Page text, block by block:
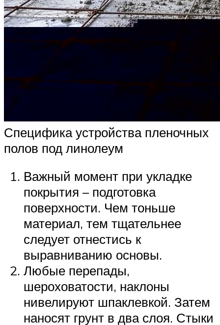
Специфика устройства пленочных
полов под линолеум
Важный момент при укладке
покрытия – подготовка
поверхности. Чем тоньше
материал, тем тщательнее
следует отнестись к
выравниванию основы.
Любые перепады,
шероховатости, наклоны
нивелируют шпаклевкой. Затем
наносят грунт в два слоя. Стыки